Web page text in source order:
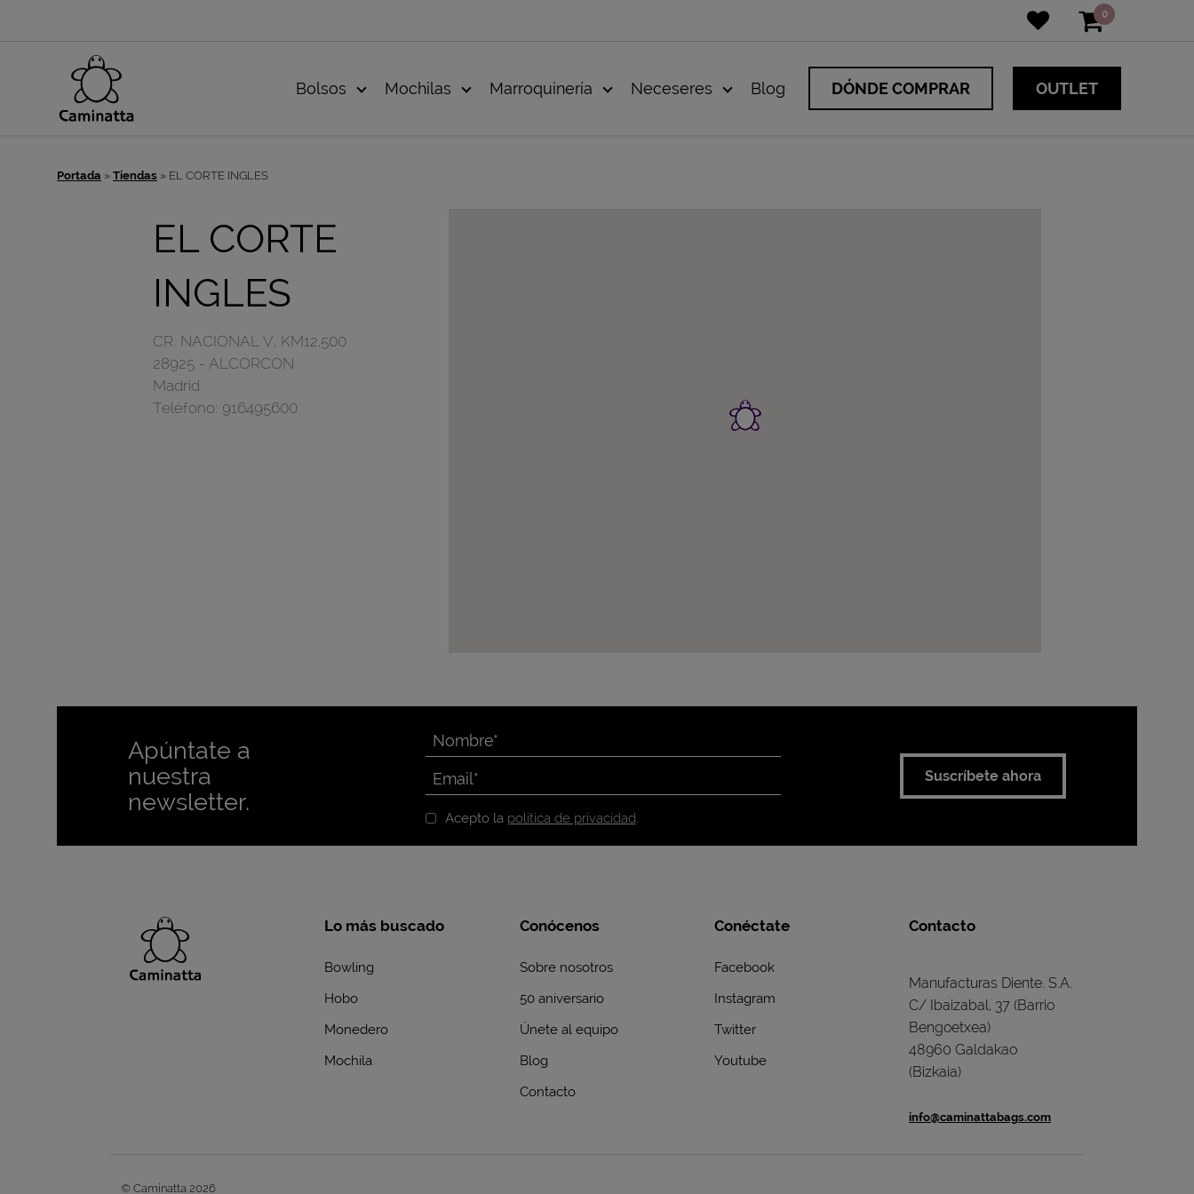
0
Bolsos Mochilas Marroquinería Neceseres Blog DÓNDE COMPRAR OUTLET
Portada » Tiendas » EL CORTE INGLES
EL CORTE
INGLES
CR. NACIONAL V, KM12,500
28925 - ALCORCON
Madrid
Teléfono: 916495600
Apúntate a
nuestra
newsletter.
Acepto la política de privacidad.
Suscríbete ahora
Lo más buscado
Bowling
Hobo
Monedero
Mochila
Conócenos
Sobre nosotros
50 aniversario
Únete al equipo
Blog
Contacto
Conéctate
Facebook
Instagram
Twitter
Youtube
Contacto
Manufacturas Diente. S.A.
C/ Ibaizabal, 37 (Barrio
Bengoetxea)
48960 Galdakao
(Bizkaia)
info@caminattabags.com
© Caminatta 2026